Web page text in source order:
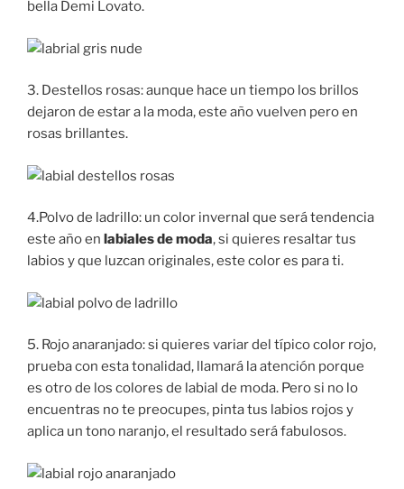
bella Demi Lovato.
3. Destellos rosas: aunque hace un tiempo los brillos
dejaron de estar a la moda, este año vuelven pero en
rosas brillantes.
4.Polvo de ladrillo: un color invernal que será tendencia
este año en labiales de moda, si quieres resaltar tus
labios y que luzcan originales, este color es para ti.
5. Rojo anaranjado: si quieres variar del típico color rojo,
prueba con esta tonalidad, llamará la atención porque
es otro de los colores de labial de moda. Pero si no lo
encuentras no te preocupes, pinta tus labios rojos y
aplica un tono naranjo, el resultado será fabulosos.